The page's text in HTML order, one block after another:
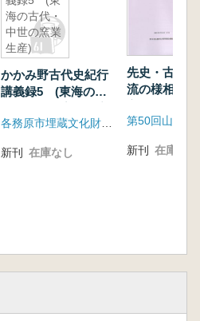
海の古代・
中世の窯業
生産)
かかみ野古代史紀行
講義録5 (東海の古
新刊 在庫なし
先史・古代
流の様相 山
新刊 在庫なし